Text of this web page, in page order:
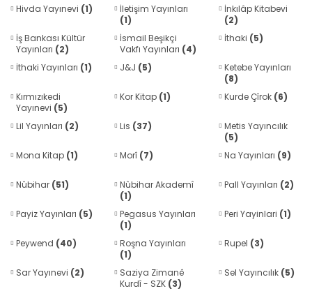
Hivda Yayınevi (1)
İletişim Yayınları
(1)
İnkılâp Kitabevi
(2)
İş Bankası Kültür
Yayınları (2)
İsmail Beşikçi
Vakfı Yayınları (4)
İthaki (5)
İthaki Yayınları (1) J&J (5)
Ketebe Yayınları
(8)
Kırmızıkedi
Yayınevi (5)
Kor Kitap (1) Kurde Çîrok (6)
Lil Yayınları (2) Lis (37)
Metis Yayıncılık
(5)
Mona Kitap (1) Morî (7) Na Yayınları (9)
Nûbihar (51)
Nûbihar Akademî
(1)
Pall Yayınları (2)
Payiz Yayınları (5)
Pegasus Yayınları
(1)
Peri Yayinlari (1)
Peywend (40)
Roşna Yayınları
(1)
Rupel (3)
Sar Yayınevi (2)
Saziya Zimanê
Kurdî - SZK (3)
Sel Yayıncılık (5)